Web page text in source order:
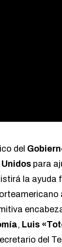
del
para
la ayuda
, Luis
del